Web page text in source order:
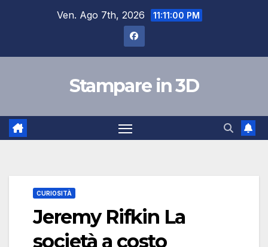
Ven. Ago 7th, 2026 11:11:01 PM
Stampare in 3D
CURIOSITÀ
Jeremy Rifkin La
società a costo